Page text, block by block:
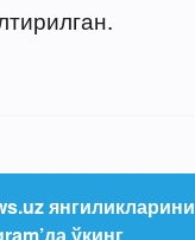
янгиликларини
ўқинг